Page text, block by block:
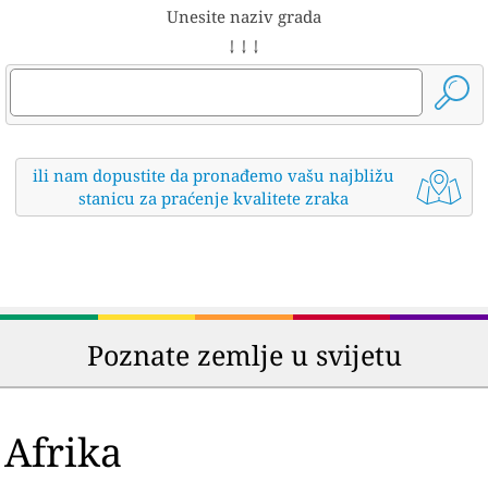
Unesite naziv grada
↓ ↓ ↓
ili nam dopustite da pronađemo vašu najbližu
stanicu za praćenje kvalitete zraka
Poznate zemlje u svijetu
Afrika